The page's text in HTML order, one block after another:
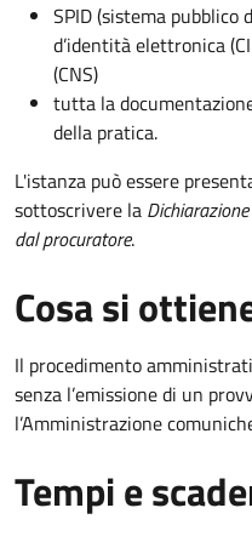
SPID (sistema
d’identità elettronica
(CNS)
tutta la
della pratica.
L'istanza può essere
sottoscrivere la
dal procuratore.
Cosa si
Il procedimento
senza l’emissione di un
l’Amministrazione
Tempi e